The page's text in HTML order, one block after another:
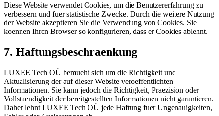
Diese Website verwendet Cookies, um die Benutzererfahrung zu
verbessern und fuer statistische Zwecke. Durch die weitere Nutzung
der Website akzeptieren Sie die Verwendung von Cookies. Sie
koennen Ihren Browser so konfigurieren, dass er Cookies ablehnt.
7. Haftungsbeschraenkung
LUXEE Tech OÜ bemueht sich um die Richtigkeit und
Aktualisierung der auf dieser Website veroeffentlichten
Informationen. Sie kann jedoch die Richtigkeit, Praezision oder
Vollstaendigkeit der bereitgestellten Informationen nicht garantieren.
Daher lehnt LUXEE Tech OÜ jede Haftung fuer Ungenauigkeiten,